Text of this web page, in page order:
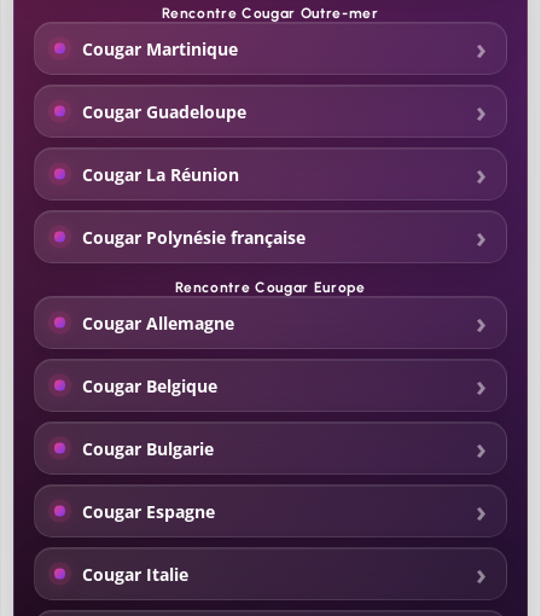
Rencontre Cougar Outre-mer
Cougar Martinique
Cougar Guadeloupe
Cougar La Réunion
Cougar Polynésie française
Rencontre Cougar Europe
Cougar Allemagne
Cougar Belgique
Cougar Bulgarie
Cougar Espagne
Cougar Italie